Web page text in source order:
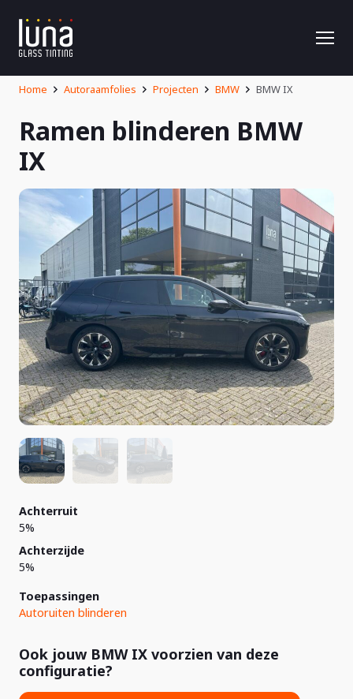
Home Autoraamfolies Projecten BMW BMW IX
Ramen blinderen BMW
IX
Achterruit
5%
Achterzijde
5%
Toepassingen
Autoruiten blinderen
Ook jouw BMW IX voorzien van deze
configuratie?